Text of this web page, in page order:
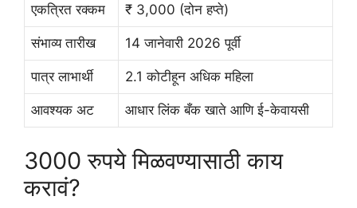
एकत्रित रक्कम ₹ 3,000 (दोन हप्ते)
संभाव्य तारीख 14 जानेवारी 2026 पूर्वी
पात्र लाभार्थी 2.1 कोटीहून अधिक महिला
आवश्यक अट आधार लिंक बँक खाते आणि ई-केवायसी
3000 रुपये मिळवण्यासाठी काय
करावं?